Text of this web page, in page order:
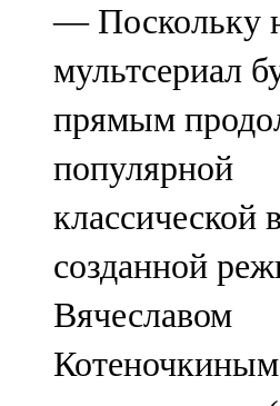
102,3 FM
Яңа чишмә
107,0 FM
Яр Чаллы
105,5 FM
— Поскольку
мультсериал
прямым
популярной
классической
созданной
Вячеславом